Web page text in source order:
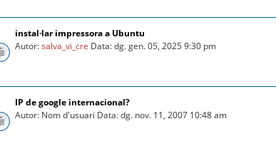
instal·lar impressora a Ubuntu
Autor:salva_vi_cre Data: dg. gen. 05, 2025 9:30 pm
IP de google internacional?
Autor: Nom d'usuari Data: dg. nov. 11, 2007 10:48 am